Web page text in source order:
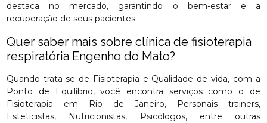
destaca no mercado, garantindo o bem-estar e a
recuperação de seus pacientes.
Quer saber mais sobre clínica de fisioterapia
respiratória Engenho do Mato?
Quando trata-se de Fisioterapia e Qualidade de vida, com a
Ponto de Equilíbrio, você encontra serviços como o de
Fisioterapia em Rio de Janeiro, Personais trainers,
Esteticistas, Nutricionistas, Psicólogos, entre outras